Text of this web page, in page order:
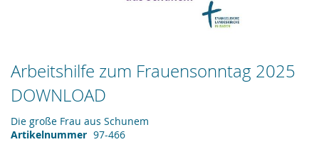
Arbeitshilfe zum Frauensonntag 2025
DOWNLOAD
Die große Frau aus Schunem
Artikelnummer 97-466
Zum
Anfang
der
Bildergalerie
springen